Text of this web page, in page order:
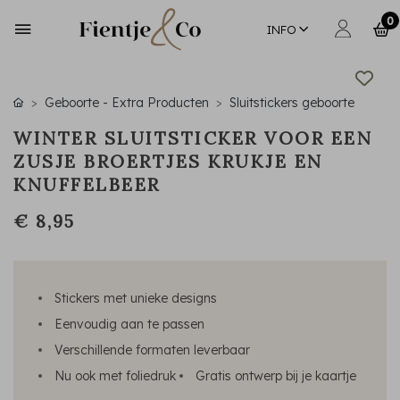
INFO
0
Geboorte - Extra Producten Sluitstickers geboorte
WINTER SLUITSTICKER VOOR EEN
ZUSJE BROERTJES KRUKJE EN
KNUFFELBEER
€ 8,95
Stickers met unieke designs
Eenvoudig aan te passen
Verschillende formaten leverbaar
Nu ook met foliedruk
Gratis ontwerp bij je kaartje